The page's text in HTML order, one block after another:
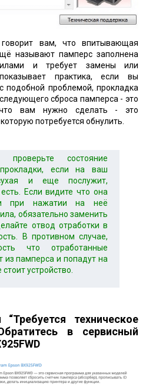
вам, что впитывающая
называют памперс заполнена
и требует замены или
практика, если вы
подобной проблемой, прокладка
сброса памперса - это
вам нужно сделать - это
потребуется обнулить.
проверьте состояние
если на ваш
и еще послужит,
Если видите что она
и при нажатии на неё
обязательно заменить
отвод отработки в
В противном случае,
что отработанные
из памперса и попадут на
устройство.
техническое
в сервисный